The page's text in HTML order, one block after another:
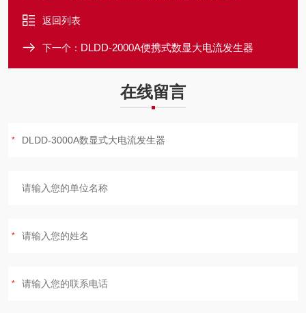
返回列表
下一个： DLDD-2000A便携式数显大电流发生器
在线留言